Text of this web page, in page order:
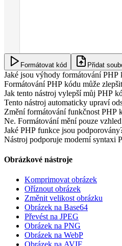
Formátovat kód Přidat
Jaké jsou výhody formátování PHP
Formátování PHP kódu může
Jak tento nástroj vylepší můj PHP
Tento nástroj automaticky upraví
Změní formátování funkčnost PHP
Ne. Formátování mění pouze
Jaké PHP funkce jsou
Nástroj podporuje moderní syntaxi
Obrázkové nástroje
Komprimovat obrázek
Oříznout obrázek
Změnit velikost obrázku
Obrázek na Base64
Převést na JPEG
Obrázek na PNG
Obrázek na WebP